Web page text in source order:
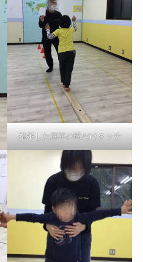
指示した漢字の時だけタッチ